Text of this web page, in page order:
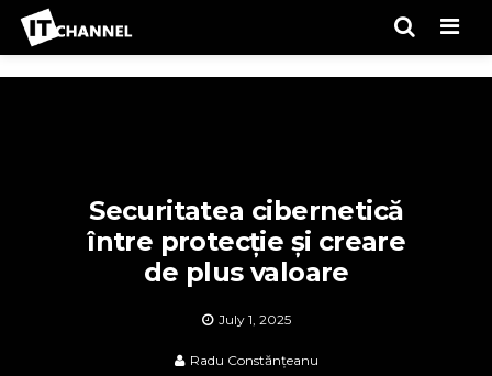
Securitatea cibernetică
între protecție și creare
de plus valoare
July 1, 2025
Radu Constănțeanu